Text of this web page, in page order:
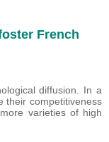
French
diffusion. In a
their competitiveness
varieties of high